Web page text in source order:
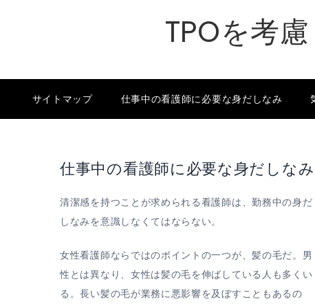
TPOを考
サイトマップ 仕事中の看護師に必要な身だしなみ
仕事中の看護師に必要な身だしなみ
清潔感を持つことが求められる看護師は、勤務中の身だ
しなみを意識しなくてはならない。
女性看護師ならではのポイントの一つが、髪の毛だ。男
性とは異なり、女性は髪の毛を伸ばしている人も多くい
る。長い髪の毛が業務に悪影響を及ぼすこともあるの